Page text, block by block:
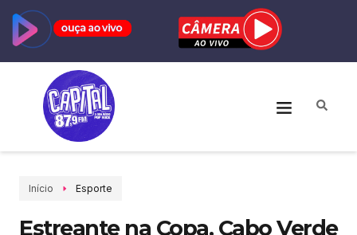
Início Esporte
Estreante na Copa, Cabo Verde